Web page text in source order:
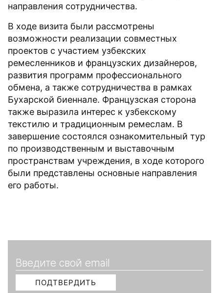
направления сотрудничества.
В ходе визита были рассмотрены
возможности реализации совместных
проектов с участием узбекских
ремесленников и французских дизайнеров,
развития программ профессионального
обмена, а также сотрудничества в рамках
Бухарской биеннале. Французская сторона
также выразила интерес к узбекскому
текстилю и традиционным ремеслам. В
завершение состоялся ознакомительный тур
по производственным и выставочным
пространствам учреждения, в ходе которого
были представлены основные направления
его работы.